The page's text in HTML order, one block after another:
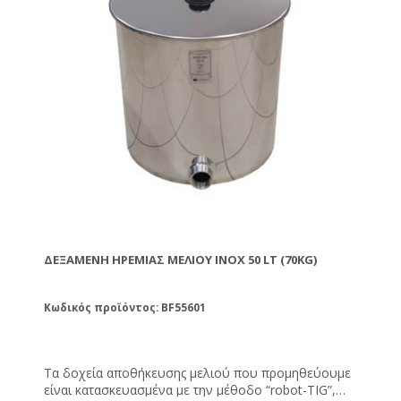
ΔΕΞΑΜΕΝΉ ΗΡΕΜΊΑΣ ΜΕΛΙΟΎ ΙΝΟΧ 50 LT (70KG)
Κωδικός προϊόντος: BF55601
Τα δοχεία αποθήκευσης μελιού που προμηθεύουμε
είναι κατασκευασμένα με την μέθοδο “robot-TIG”,